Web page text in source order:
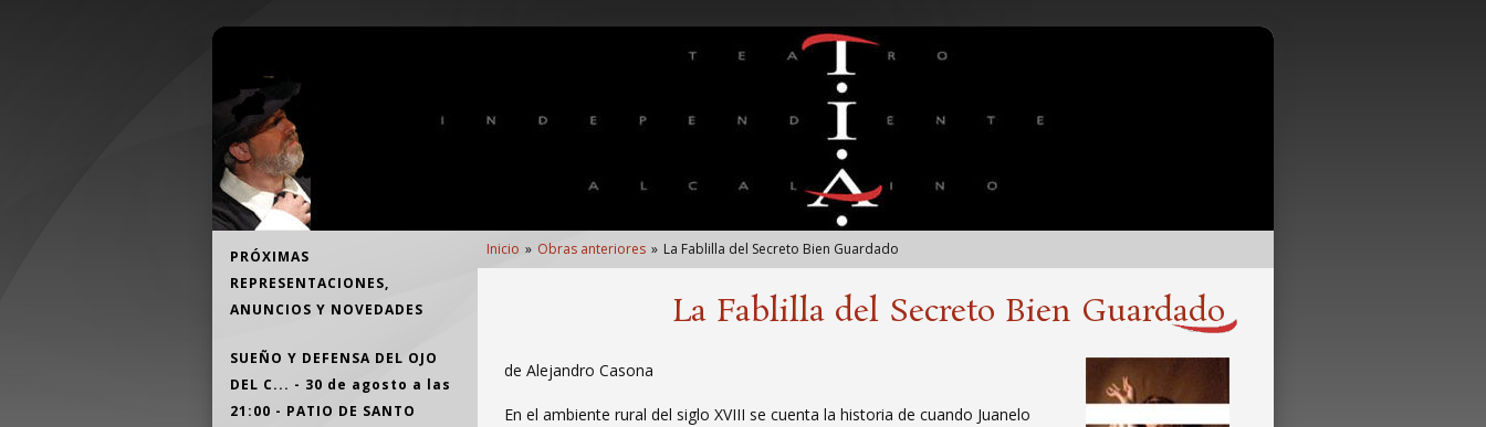
Pasar al contenido principal
Teatro Independiente Alcalaíno
Navegación
principal
PRÓXIMAS
REPRESENTACIONES,
ANUNCIOS Y NOVEDADES
SUEÑO Y DEFENSA DEL OJO
DEL C... - 30 de agosto a las
21:00 - PATIO DE SANTO
Enlaces
de
navegación
Inicio Obras anteriores La Fablilla del Secreto Bien Guardado
La Fablilla del Secreto Bien Guardado
de Alejandro Casona
En el ambiente rural del siglo XVIII se cuenta la historia de cuando Juanelo